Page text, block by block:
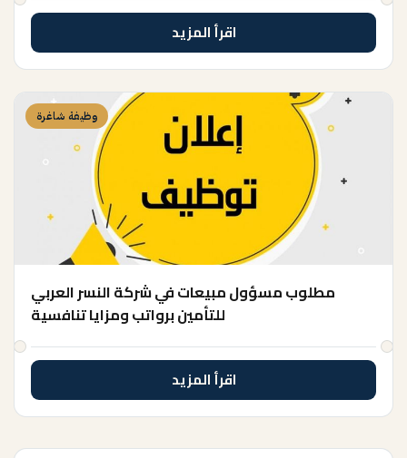
اقرأ المزيد
وظيفة شاغرة
مطلوب مسؤول مبيعات في شركة النسر العربي
للتأمين برواتب ومزايا تنافسية
اقرأ المزيد